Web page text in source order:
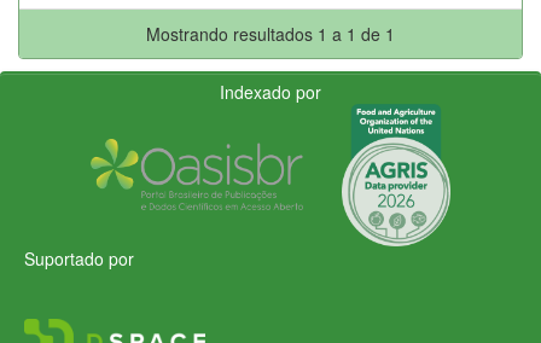
Mostrando resultados 1 a 1 de 1
Indexado por
Suportado por